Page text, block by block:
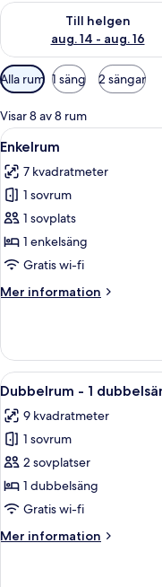
Till helgen
aug. 14 - aug. 16
Kontrollera
Tillgängliga
filter
för
rum
Alla rum 1 säng 2 sängar
Visar 8 av 8 rum
Öppna
alla
foton
för
Enkelrum
4
Enkelrum
7 kvadratmeter
1 sovrum
1 sovplats
1 enkelsäng
Gratis wi-fi
Mer information
Mer
Öppna
alla
foton
för
Dubbelrum
-
1
-
7
Dubbelrum - 1
9 kvadratmeter
1 sovrum
2 sovplatser
1 dubbelsäng
Gratis wi-fi
Mer information
Mer